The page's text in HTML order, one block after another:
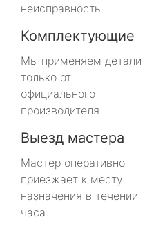
неисправность.
Комплектующие
Мы применяем детали
только от
официального
производителя.
Выезд мастера
Мастер оперативно
приезжает к месту
назначения в течении
часа.